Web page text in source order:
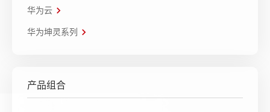
华为云
华为坤灵系列
产品组合